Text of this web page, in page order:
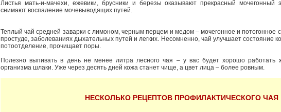
Листья мать-и-мачехи, ежевики, брусники и березы оказывают прекрасный мочегонный
снимают воспаление мочевыводящих путей.
Теплый чай средней заварки с лимоном, черным перцем и медом – мочегонное и потогонное
простуде, заболеваниях дыхательных путей и легких. Несомненно, чай улучшает состояние
потоотделение, прочищает поры.
Полезно выпивать в день не менее литра лесного чая – у вас будет хорошо работать
организма шлаки. Уже через десять дней кожа станет чище, а цвет лица – более ровным.
НЕСКОЛЬКО РЕЦЕПТОВ ПРОФИЛАКТИЧЕСКОГО ЧАЯ